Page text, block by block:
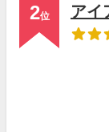
2位
アイ